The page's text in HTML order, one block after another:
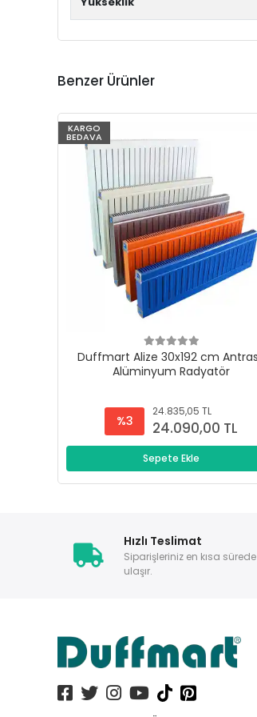
Benzer Ürünler
KARGO
BEDAVA
Duffmart Alize 30x192 cm
Alüminyum Radyatör
%3
24.835,05 TL
24.090,00 TL
Sepete Ekle
Hızlı Teslimat
Siparişleriniz en kısa
ulaşır.